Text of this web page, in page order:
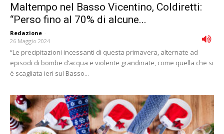
Maltempo nel Basso Vicentino, Coldiretti:
“Perso fino al 70% di alcune...
Redazione -
26 Maggio 2024
“Le precipitazioni incessanti di questa primavera, alternate ad
episodi di bombe d’acqua e violente grandinate, come quella che si
è scagliata ieri sul Basso...